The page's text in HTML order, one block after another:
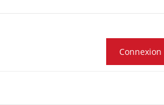
Connexion